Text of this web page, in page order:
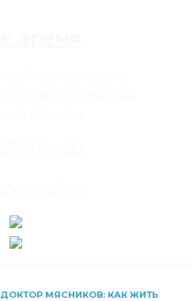
ДОКТОР МЯСНИКОВ: КАК ЖИТЬ